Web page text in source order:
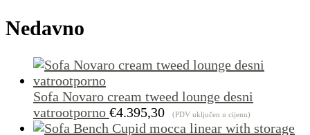
Nedavno
Sofa Novaro cream tweed lounge desni
vatrootporno €4.395,30 (PDV uključen u cijenu)